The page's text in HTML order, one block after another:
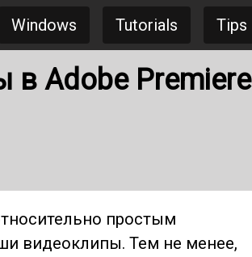
Windows Tutorials Tips
Adobe Premiere
простым
видеоклипы. Тем не менее,